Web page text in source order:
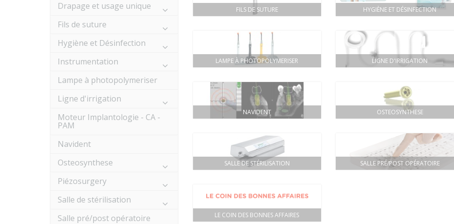
Drapage et usage unique
Fils de suture
Hygiène et Désinfection
Instrumentation
Lampe à photopolymeriser
Ligne d'irrigation
Moteur Implantologie - CA -
PAM
Navident
Osteosynthese
Piézosurgery
Salle de stérilisation
Salle pré/post opératoire
FILS DE SUTURE HYGIÈNE ET DÉSINFECTION
LAMPE À PHOTOPOLYMERISER LIGNE D'IRRIGATION
NAVIDENT OSTEOSYNTHESE
SALLE DE STÉRILISATION SALLE PRÉ/POST OPÉRATOIRE
LE COIN DES BONNES AFFAIRES